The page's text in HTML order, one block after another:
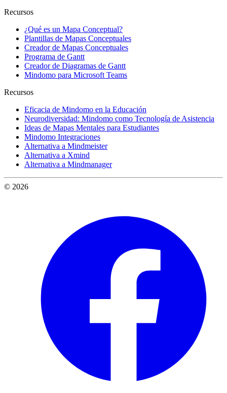
Recursos
¿Qué es un Mapa Conceptual?
Plantillas de Mapas Conceptuales
Creador de Mapas Conceptuales
Programa de Gantt
Creador de Diagramas de Gantt
Mindomo para Microsoft Teams
Recursos
Eficacia de Mindomo en la Educación
Neurodiversidad: Mindomo como Tecnología de Asistencia
Ideas de Mapas Mentales para Estudiantes
Mindomo Integraciones
Alternativa a Mindmeister
Alternativa a Xmind
Alternativa a Mindmanager
© 2026